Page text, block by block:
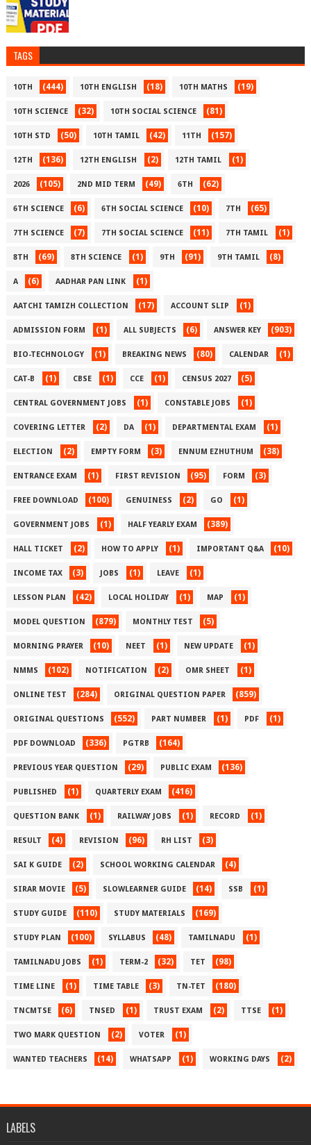
TAGS
10TH (444) 10TH ENGLISH (18) 10TH MATHS (19)
10TH SCIENCE (32) 10TH SOCIAL SCIENCE (81)
10TH STD (50) 10TH TAMIL (42) 11TH (157)
12TH (136) 12TH ENGLISH (2) 12TH TAMIL (1)
2026 (105) 2ND MID TERM (49) 6TH (62)
6TH SCIENCE (6) 6TH SOCIAL SCIENCE (10) 7TH (65)
7TH SCIENCE (7) 7TH SOCIAL SCIENCE (11) 7TH TAMIL (1)
8TH (69) 8TH SCIENCE (1) 9TH (91) 9TH TAMIL (8)
A (6) AADHAR PAN LINK (1)
AATCHI TAMIZH COLLECTION (17) ACCOUNT SLIP (1)
ADMISSION FORM (1) ALL SUBJECTS (6) ANSWER KEY (903)
BIO-TECHNOLOGY (1) BREAKING NEWS (80) CALENDAR (1)
CAT-B (1) CBSE (1) CCE (1) CENSUS 2027 (5)
CENTRAL GOVERNMENT JOBS (1) CONSTABLE JOBS (1)
COVERING LETTER (2) DA (1) DEPARTMENTAL EXAM (1)
ELECTION (2) EMPTY FORM (3) ENNUM EZHUTHUM (38)
ENTRANCE EXAM (1) FIRST REVISION (95) FORM (3)
FREE DOWNLOAD (100) GENUINESS (2) GO (1)
GOVERNMENT JOBS (1) HALF YEARLY EXAM (389)
HALL TICKET (2) HOW TO APPLY (1) IMPORTANT Q&A (10)
INCOME TAX (3) JOBS (1) LEAVE (1)
LESSON PLAN (42) LOCAL HOLIDAY (1) MAP (1)
MODEL QUESTION (879) MONTHLY TEST (5)
MORNING PRAYER (10) NEET (1) NEW UPDATE (1)
NMMS (102) NOTIFICATION (2) OMR SHEET (1)
ONLINE TEST (284) ORIGINAL QUESTION PAPER (859)
ORIGINAL QUESTIONS (552) PART NUMBER (1) PDF (1)
PDF DOWNLOAD (336) PGTRB (164)
PREVIOUS YEAR QUESTION (29) PUBLIC EXAM (136)
PUBLISHED (1) QUARTERLY EXAM (416)
QUESTION BANK (1) RAILWAY JOBS (1) RECORD (1)
RESULT (4) REVISION (96) RH LIST (3)
SAI K GUIDE (2) SCHOOL WORKING CALENDAR (4)
SIRAR MOVIE (5) SLOWLEARNER GUIDE (14) SSB (1)
STUDY GUIDE (110) STUDY MATERIALS (169)
STUDY PLAN (100) SYLLABUS (48) TAMILNADU (1)
TAMILNADU JOBS (1) TERM-2 (32) TET (98)
TIME LINE (1) TIME TABLE (3) TN-TET (180)
TNCMTSE (6) TNSED (1) TRUST EXAM (2) TTSE (1)
TWO MARK QUESTION (2) VOTER (1)
WANTED TEACHERS (14) WHATSAPP (1) WORKING DAYS (2)
LABELS